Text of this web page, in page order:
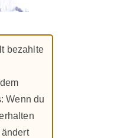
bezahlte
Wenn du